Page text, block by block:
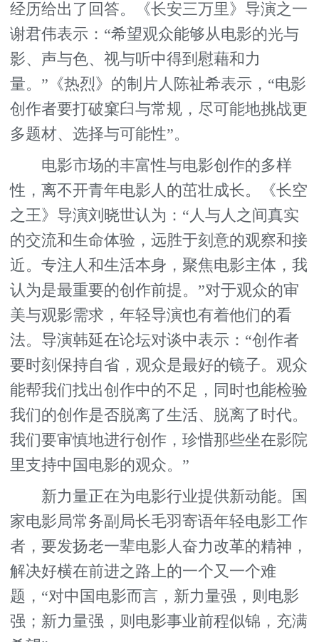
经历给出了回答。《长安三万里》导演之一
谢君伟表示：“希望观众能够从电影的光与
影、声与色、视与听中得到慰藉和力
量。”《热烈》的制片人陈祉希表示，“电影
创作者要打破窠臼与常规，尽可能地挑战更
多题材、选择与可能性”。
电影市场的丰富性与电影创作的多样
性，离不开青年电影人的茁壮成长。《长空
之王》导演刘晓世认为：“人与人之间真实
的交流和生命体验，远胜于刻意的观察和接
近。专注人和生活本身，聚焦电影主体，我
认为是最重要的创作前提。”对于观众的审
美与观影需求，年轻导演也有着他们的看
法。导演韩延在论坛对谈中表示：“创作者
要时刻保持自省，观众是最好的镜子。观众
能帮我们找出创作中的不足，同时也能检验
我们的创作是否脱离了生活、脱离了时代。
我们要审慎地进行创作，珍惜那些坐在影院
里支持中国电影的观众。”
新力量正在为电影行业提供新动能。国
家电影局常务副局长毛羽寄语年轻电影工作
者，要发扬老一辈电影人奋力改革的精神，
解决好横在前进之路上的一个又一个难
题，“对中国电影而言，新力量强，则电影
强；新力量强，则电影事业前程似锦，充满